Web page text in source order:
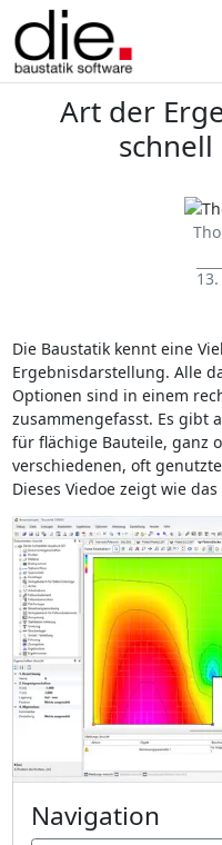
Art der
Die Baustatik kennt eine
Ergebnisdarstellung. Alle
Optionen sind in einem
zusammengefasst. Es gibt
für flächige Bauteile, ganz
verschiedenen, oft
Dieses Viedoe zeigt wie
Navigation